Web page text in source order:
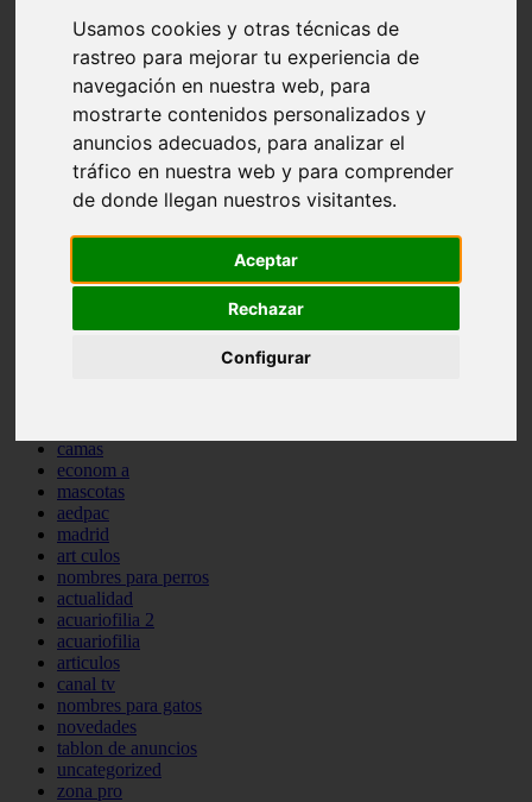
Usamos cookies y otras técnicas de
rastreo para mejorar tu experiencia de
navegación en nuestra web, para
mostrarte contenidos personalizados y
anuncios adecuados, para analizar el
tráfico en nuestra web y para comprender
de donde llegan nuestros visitantes.
Aceptar
Rechazar
Configurar
comportamiento
protagonistas
reptiles
abandono
adopci n
ferias
higiene
snacks
acuario
iberzoo propet
comercios
viajar
camas
econom a
mascotas
aedpac
madrid
art culos
nombres para perros
actualidad
acuariofilia 2
acuariofilia
articulos
canal tv
nombres para gatos
novedades
tablon de anuncios
uncategorized
zona pro